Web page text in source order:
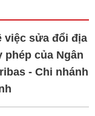
việc sửa đổi địa
phép của Ngân
- Chi nhánh